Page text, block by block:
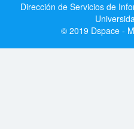
Dirección de Servicios de
© 2019 Dspace -